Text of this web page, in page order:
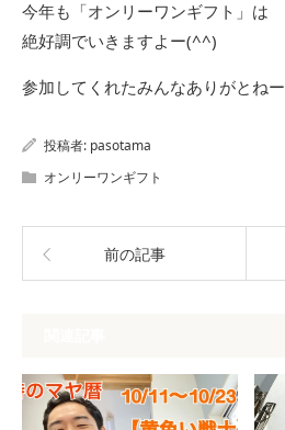
今年も「オンリーワンギフト」は
絶好調でいきますよー(^^)
参加してくれたみんなありがとねー
投稿者: pasotama
オンリーワンギフト
前の記事